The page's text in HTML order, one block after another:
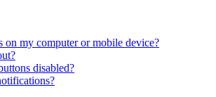
my computer or mobile device?
disabled?